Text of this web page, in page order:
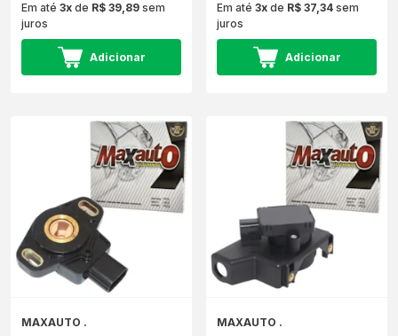
Em até 3x de R$ 39,89 sem
juros
Adicionar
Em até 3x de R$ 37,34 sem
juros
Adicionar
MAXAUTO . MAXAUTO .